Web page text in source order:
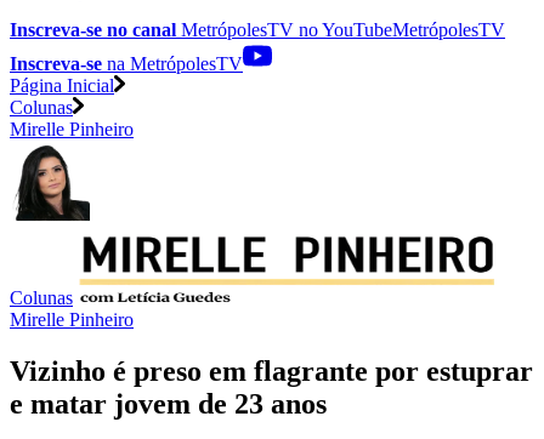
Inscreva-se no canal MetrópolesTV noYouTubeMetrópolesTV
Inscreva-se na MetrópolesTV
Página Inicial
Colunas
Mirelle Pinheiro
Colunas
Mirelle Pinheiro
Vizinho é preso em flagrante por estuprar
e matar jovem de 23 anos